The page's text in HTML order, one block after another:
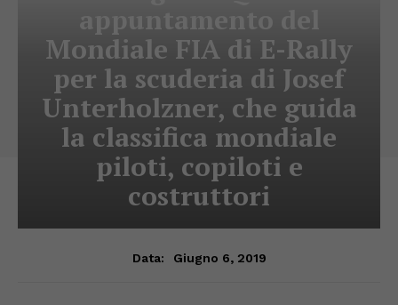
appuntamento del
Mondiale FIA di E-Rally
per la scuderia di Josef
Unterholzner, che guida
la classifica mondiale
piloti, copiloti e
costruttori
Data: Giugno 6, 2019